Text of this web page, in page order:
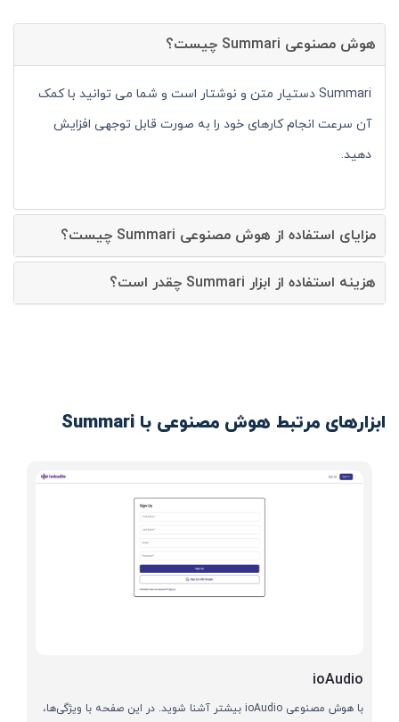
هوش مصنوعی Summari چیست؟
Summari دستیار متن و نوشتار است و شما می توانید با کمک
آن سرعت انجام کارهای خود را به صورت قابل توجهی افزایش
دهید.
مزایای استفاده از هوش مصنوعی Summari چیست؟
هزینه استفاده از ابزار Summari چقدر است؟
ابزارهای مرتبط هوش مصنوعی با Summari
ioAudio
با هوش مصنوعی ioAudio بیشتر آشنا شوید. در این صفحه با ویژگی‌ها،